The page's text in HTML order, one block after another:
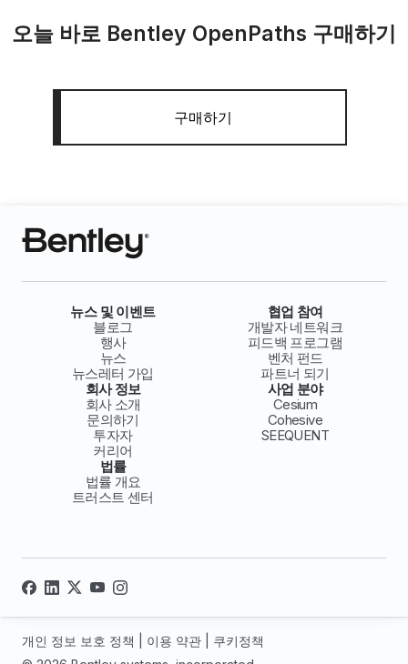
오늘 바로 Bentley OpenPaths 구매하기
구매하기
뉴스 및 이벤트
블로그
행사
뉴스
뉴스레터 가입
협업 참여
개발자 네트워크
피드백 프로그램
벤처 펀드
파트너 되기
회사 정보
회사 소개
문의하기
투자자
커리어
사업 분야
Cesium
Cohesive
SEEQUENT
법률
법률 개요
트러스트 센터
개인 정보 보호 정책 이용 약관 쿠키정책